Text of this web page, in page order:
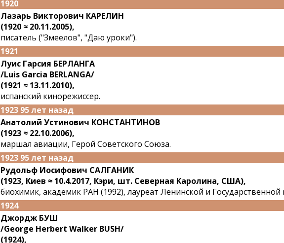
1920
Лазарь Викторович КАРЕЛИН
(1920 ≈ 20.11.2005),
писатель ("Змеелов", "Даю уроки").
1921
Луис Гарсия БЕРЛАНГА
/Luis Garcia BERLANGA/
(1921 ≈ 13.11.2010),
испанский кинорежиссер.
1923 95 лет назад
Анатолий Устинович КОНСТАНТИНОВ
(1923 ≈ 22.10.2006),
маршал авиации, Герой Советского Союза.
1923 95 лет назад
Рудольф Иосифович САЛГАНИК
(1923, Киев ≈ 10.4.2017, Кэри, шт. Северная Каролина, США),
биохимик, академик РАН (1992), лауреат Ленинской и Государственной
1924
Джордж БУШ
/George Herbert Walker BUSH/
(1924),